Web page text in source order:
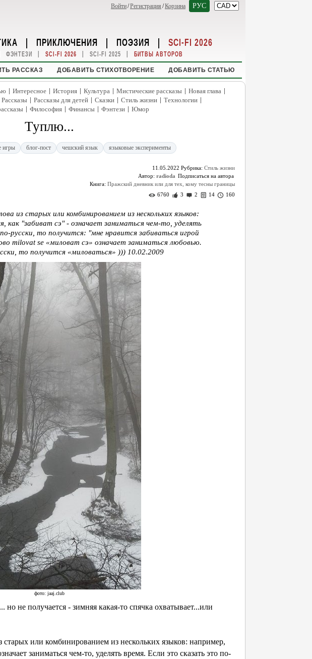
Войти/Регистрация /Корзина РУС
| ПРИКЛЮЧЕНИЯ | ПОЭЗИЯ | SCI-FI 2026
ФЭНТЕЗИ | SCI-FI 2026 | SCI-FI 2025 | БИТВЫ АВТОРОВ
РАССКАЗ ДОБАВИТЬ СТИХОТВОРЕНИЕ ДОБАВИТЬ СТАТЬЮ
| Интересное | История | Культура | Мистические рассказы | Новая глава |
Рассказы | Рассказы для детей | Сказки | Стиль жизни | Технологии |
| Философия | Финансы | Фэнтези | Юмор
Туплю...
игры блог-пост чешский язык языковые эксперименты
11.05.2022 Рубрика: Стиль жизни
Автор: radioda
Книга: Пражский дневник или для тех, кому тесны границы
6760
3 2 14 160
из старых или комбинированием из нескольких языков:
как "забиват сэ" - означает заниматься чем-то, уделять
русски, то получится: "мне нравится забиваться игрой
milovat se «миловат cэ» означает заниматься любовью.
то получится «миловаться» ))) 10.02.2009
фото: jaaj.club
не получается - зимняя какая-то спячка охватывает...или
или комбинированием из нескольких языков: например,
заниматься чем-то, уделять время. Если это сказать это по-